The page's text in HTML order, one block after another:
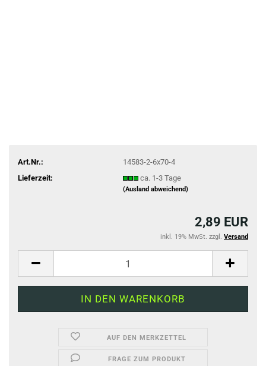
Art.Nr.:
14583-2-6x70-4
Lieferzeit:
ca. 1-3 Tage
(Ausland abweichend)
2,89 EUR
inkl. 19% MwSt. zzgl. Versand
AUF DEN MERKZETTEL
FRAGE ZUM PRODUKT